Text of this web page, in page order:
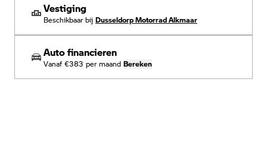
Vestiging
Beschikbaar bij Dusseldorp Motorrad Alkmaar
Auto financieren
Vanaf €383 per maand Bereken